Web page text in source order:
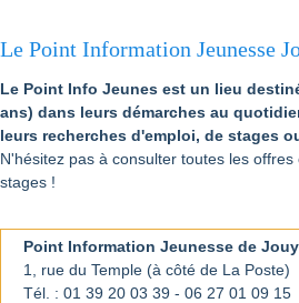
Le Point Information Jeunesse
Le Point Info Jeunes est un lieu
ans) dans leurs démarches au
leurs recherches d'emploi, de stages
N'hésitez pas à consulter toutes les
stages !
Point Information Jeunesse de Jouy
1, rue du Temple (à côté de La Poste)
Tél. : 01 39 20 03 39 - 06 27 01 09 15